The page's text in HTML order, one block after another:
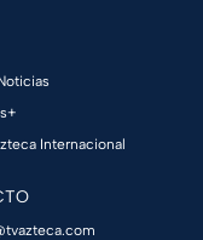
Internacional